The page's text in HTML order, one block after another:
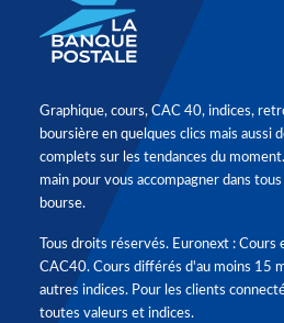
Graphique, cours, CAC 40, indices,
boursière en quelques clics mais aussi
complets sur les tendances du
main pour vous accompagner dans
bourse.
Tous droits réservés. Euronext : Cours
CAC40. Cours différés d'au moins 15
autres indices. Pour les clients
toutes valeurs et indices.